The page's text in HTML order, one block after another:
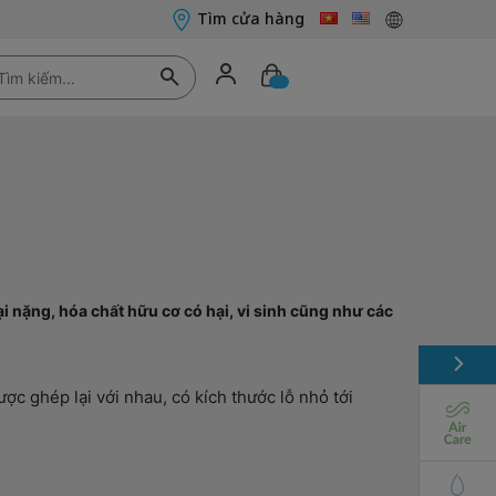
Tìm cửa hàng
nặng, hóa chất hữu cơ có hại, vi sinh cũng như các
ghép lại với nhau, có kích thước lỗ nhỏ tới